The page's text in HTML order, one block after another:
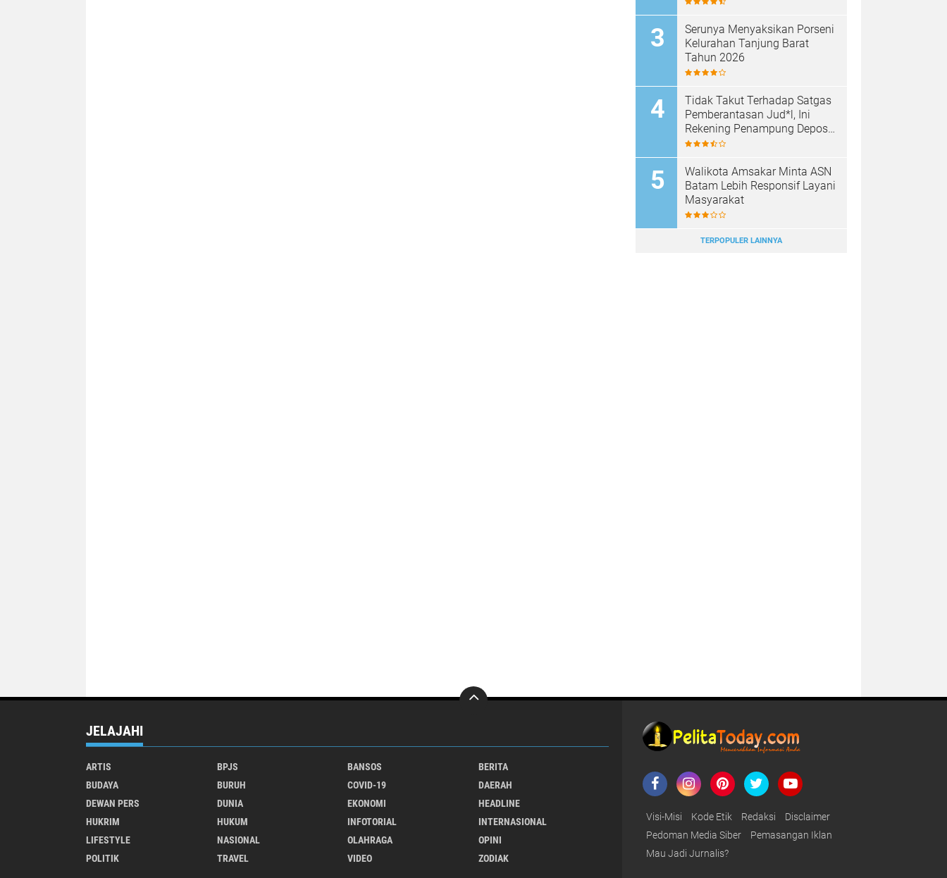
Serunya Menyaksikan Porseni
Kelurahan Tanjung Barat
Tahun 2026
Tidak Takut Terhadap Satgas
Pemberantasan Jud*l, Ini
Rekening Penampung Deposit
di Situs MENARA4D
Walikota Amsakar Minta ASN
Batam Lebih Responsif Layani
Masyarakat
TERPOPULER LAINNYA
JELAJAHI
ARTIS BPJS BANSOS
BERITA
BUDAYA
BURUH COVID-19
DAERAH
DEWAN PERS
DUNIA EKONOMI
HEADLINE
HUKRIM
HUKUM INFOTORIAL
INTERNASIONAL
LIFESTYLE
NASIONAL OLAHRAGA
OPINI
POLITIK
TRAVEL VIDEO ZODIAK
Visi-Misi Kode Etik Redaksi
Disclaimer
Pedoman Media Siber
Pemasangan Iklan
Mau Jadi Jurnalis?